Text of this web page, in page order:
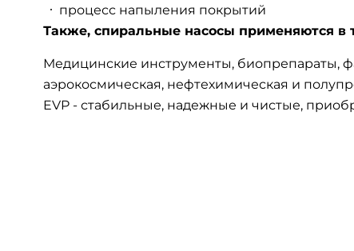
процесс напыления покрытий
Также, спиральные насосы применяются в
Медицинские инструменты, биопрепараты,
аэрокосмическая, нефтехимическая и
EVP - стабильные, надежные и чистые,